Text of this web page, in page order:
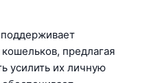
предлагая
усилить их личную